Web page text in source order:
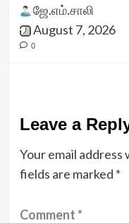
ஜே.எம்.சாலி
August 7, 2026
0
Leave a
Your email address
fields are marked *
Comment*